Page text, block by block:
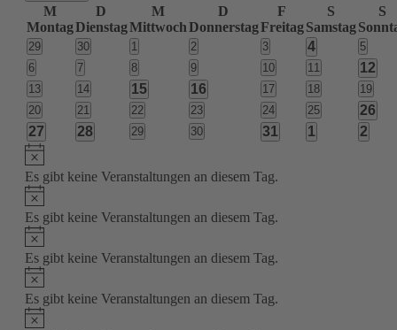
Kalender
von
Veranstaltungen
M
Montag
D
Dienstag
M
Mittwoch
D
Donnerstag
F
Freitag
S
Samstag
S
0
Veranstaltungen
29
0
Veranstaltungen
30
0
Veranstaltungen
1
0
Veranstaltungen
2
0
Veranstaltungen
3
1
4
0
5
0
Veranstaltungen
6
0
Veranstaltungen
7
0
Veranstaltungen
8
0
Veranstaltungen
9
0
Veranstaltungen
10
0
Veranstaltungen
11
1
12
0
Veranstaltungen
13
0
Veranstaltungen
14
1
Veranstaltung
15
1
Veranstaltung
16
0
Veranstaltungen
17
0
Veranstaltungen
18
019
0
Veranstaltungen
20
0
Veranstaltungen
21
0
Veranstaltungen
22
0
Veranstaltungen
23
0
Veranstaltungen
24
0
Veranstaltungen
25
2
26
1
Veranstaltung
27
1
Veranstaltung
28
0
Veranstaltungen
29
0
Veranstaltungen
30
1
Veranstaltung
31
1
1
1
2
Hinweis
Es gibt keine Veranstaltungen an diesem Tag.
Hinweis
Es gibt keine Veranstaltungen an diesem Tag.
Hinweis
Es gibt keine Veranstaltungen an diesem Tag.
Hinweis
Es gibt keine Veranstaltungen an diesem Tag.
Hinweis